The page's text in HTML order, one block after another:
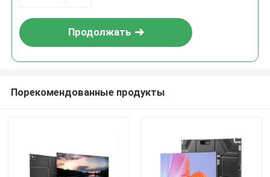
Продолжать
Порекомендованные продукты